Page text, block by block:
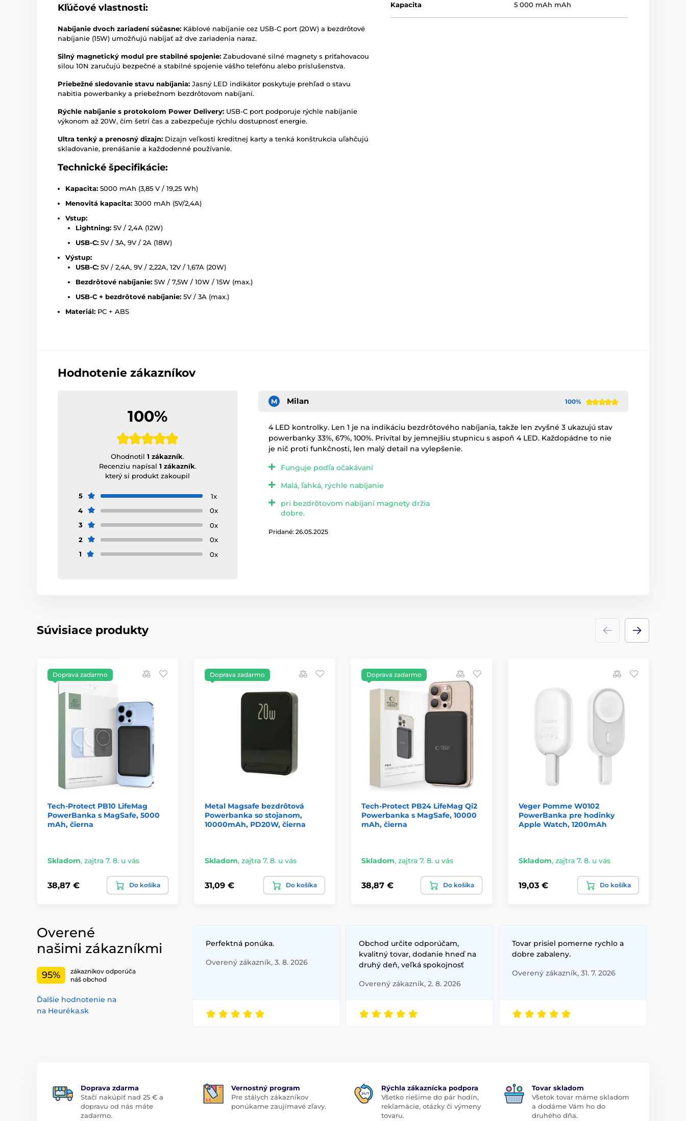
Kľúčové vlastnosti:
Nabíjanie dvoch zariadení súčasne: Káblové nabíjanie cez USB-C port (20W) a bezdrôtové
nabíjanie (15W) umožňujú nabíjať až dve zariadenia naraz.
Silný magnetický modul pre stabilné spojenie: Zabudované silné magnety s priťahovacou
silou 10N zaručujú bezpečné a stabilné spojenie vášho telefónu alebo príslušenstva.
Priebežné sledovanie stavu nabíjania: Jasný LED indikátor poskytuje prehľad o stavu
nabitia powerbanky a priebežnom bezdrôtovom nabíjaní.
Rýchle nabíjanie s protokolom Power Delivery: USB-C port podporuje rýchle nabíjanie
výkonom až 20W, čím šetrí čas a zabezpečuje rýchlu dostupnosť energie.
Ultra tenký a prenosný dizajn: Dizajn veľkosti kreditnej karty a tenká konštrukcia uľahčujú
skladovanie, prenášanie a každodenné používanie.
Technické špecifikácie:
Kapacita: 5000 mAh (3,85 V / 19,25 Wh)
Menovitá kapacita: 3000 mAh (5V/2,4A)
Vstup:
Lightning: 5V / 2,4A (12W)
USB-C: 5V / 3A, 9V / 2A (18W)
Výstup:
USB-C: 5V / 2,4A, 9V / 2,22A, 12V / 1,67A (20W)
Bezdrôtové nabíjanie: 5W / 7,5W / 10W / 15W (max.)
USB-C + bezdrôtové nabíjanie: 5V / 3A (max.)
Materiál: PC + ABS
Kapacita 5 000 mAh mAh
Hodnotenie zákazníkov
100%
Ohodnotil1 zákazník.
Recenziu napísal 1 zákazník.
který si produkt zakoupil
5
1x
4
0x
3
0x
2
0x
1
0x
M Milan 100%
4 LED kontrolky. Len 1 je na indikáciu bezdrôtového nabíjania, takže len zvyšné 3 ukazujú stav
powerbanky 33%, 67%, 100%. Privítal by jemnejšiu stupnicu s aspoň 4 LED. Každopádne to nie
je nič proti funkčnosti, len malý detail na vylepšenie.
Funguje podľa očakávaní
Malá, ľahká, rýchle nabíjanie
pri bezdrôtovom nabíjaní magnety držia
dobre.
Pridané: 26.05.2025
Súvisiace produkty
Doprava zadarmo
Tech-Protect PB10 LifeMag
PowerBanka s MagSafe, 5000
mAh, čierna
Skladom, zajtra 7. 8. u vás
38,87 € Do košíka
Doprava zadarmo
Metal Magsafe bezdrôtová
Powerbanka so stojanom,
10000mAh, PD20W, čierna
Skladom, zajtra 7. 8. u vás
31,09 € Do košíka
Doprava zadarmo
Tech-Protect PB24 LifeMag Qi2
Powerbanka s MagSafe, 10000
mAh, čierna
Skladom, zajtra 7. 8. u vás
38,87 € Do košíka
Veger Pomme W0102
PowerBanka pre hodinky
Apple Watch, 1200mAh
Skladom, zajtra 7. 8. u vás
19,03 € Do košíka
Overené
našimi zákazníkmi
95%
zákazníkov odporúča
náš obchod
Ďalšie hodnotenie na
na Heuréka.sk
Perfektná ponúka.
Overený zákazník, 3. 8. 2026
Obchod určite odporúčam,
kvalitný tovar, dodanie hneď na
druhý deň, veľká spokojnosť
Overený zákazník, 2. 8. 2026
Tovar prisiel pomerne rychlo a
dobre zabaleny.
Overený zákazník, 31. 7. 2026
Doprava zdarma
Stačí nakúpiť nad 25 € a
dopravu od nás máte
zadarmo.
Vernostný program
Pre stálych zákazníkov
ponúkame zaujímavé zľavy.
Rýchla zákaznícka podpora
Všetko riešime do pár hodín,
reklamácie, otázky či výmeny
tovaru.
Tovar skladom
Všetok tovar máme skladom
a dodáme Vám ho do
druhého dňa.